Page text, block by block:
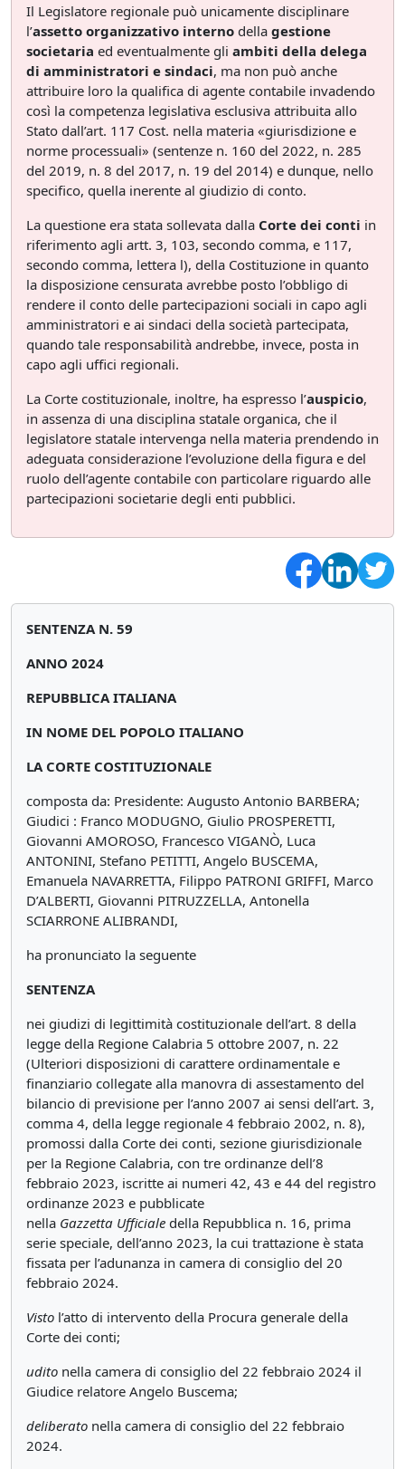
Il Legislatore regionale può unicamente disciplinare
l’assetto organizzativo interno della gestione
societaria ed eventualmente gli ambiti della delega
di amministratori e sindaci, ma non può anche
attribuire loro la qualifica di agente contabile invadendo
così la competenza legislativa esclusiva attribuita allo
Stato dall’art. 117 Cost. nella materia «giurisdizione e
norme processuali» (sentenze n. 160 del 2022, n. 285
del 2019, n. 8 del 2017, n. 19 del 2014) e dunque, nello
specifico, quella inerente al giudizio di conto.
La questione era stata sollevata dalla Corte dei conti in
riferimento agli artt. 3, 103, secondo comma, e 117,
secondo comma, lettera l), della Costituzione in quanto
la disposizione censurata avrebbe posto l’obbligo di
rendere il conto delle partecipazioni sociali in capo agli
amministratori e ai sindaci della società partecipata,
quando tale responsabilità andrebbe, invece, posta in
capo agli uffici regionali.
La Corte costituzionale, inoltre, ha espresso l’auspicio,
in assenza di una disciplina statale organica, che il
legislatore statale intervenga nella materia prendendo in
adeguata considerazione l’evoluzione della figura e del
ruolo dell’agente contabile con particolare riguardo alle
partecipazioni societarie degli enti pubblici.
SENTENZA N. 59
ANNO 2024
REPUBBLICA ITALIANA
IN NOME DEL POPOLO ITALIANO
LA CORTE COSTITUZIONALE
composta da: Presidente: Augusto Antonio BARBERA;
Giudici : Franco MODUGNO, Giulio PROSPERETTI,
Giovanni AMOROSO, Francesco VIGANÒ, Luca
ANTONINI, Stefano PETITTI, Angelo BUSCEMA,
Emanuela NAVARRETTA, Filippo PATRONI GRIFFI, Marco
D’ALBERTI, Giovanni PITRUZZELLA, Antonella
SCIARRONE ALIBRANDI,
ha pronunciato la seguente
SENTENZA
nei giudizi di legittimità costituzionale dell’art. 8 della
legge della Regione Calabria 5 ottobre 2007, n. 22
(Ulteriori disposizioni di carattere ordinamentale e
finanziario collegate alla manovra di assestamento del
bilancio di previsione per l’anno 2007 ai sensi dell’art. 3,
comma 4, della legge regionale 4 febbraio 2002, n. 8),
promossi dalla Corte dei conti, sezione giurisdizionale
per la Regione Calabria, con tre ordinanze dell’8
febbraio 2023, iscritte ai numeri 42, 43 e 44 del registro
ordinanze 2023 e pubblicate
nella Gazzetta Ufficiale della Repubblica n. 16, prima
serie speciale, dell’anno 2023, la cui trattazione è stata
fissata per l’adunanza in camera di consiglio del 20
febbraio 2024.
Visto l’atto di intervento della Procura generale della
Corte dei conti;
udito nella camera di consiglio del 22 febbraio 2024 il
Giudice relatore Angelo Buscema;
deliberato nella camera di consiglio del 22 febbraio
2024.